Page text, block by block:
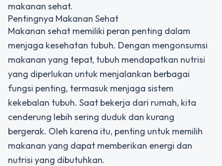
makanan sehat.
Pentingnya Makanan Sehat
Makanan sehat memiliki peran penting dalam
menjaga kesehatan tubuh. Dengan mengonsumsi
makanan yang tepat, tubuh mendapatkan nutrisi
yang diperlukan untuk menjalankan berbagai
fungsi penting, termasuk menjaga sistem
kekebalan tubuh. Saat bekerja dari rumah, kita
cenderung lebih sering duduk dan kurang
bergerak. Oleh karena itu, penting untuk memilih
makanan yang dapat memberikan energi dan
nutrisi yang dibutuhkan.